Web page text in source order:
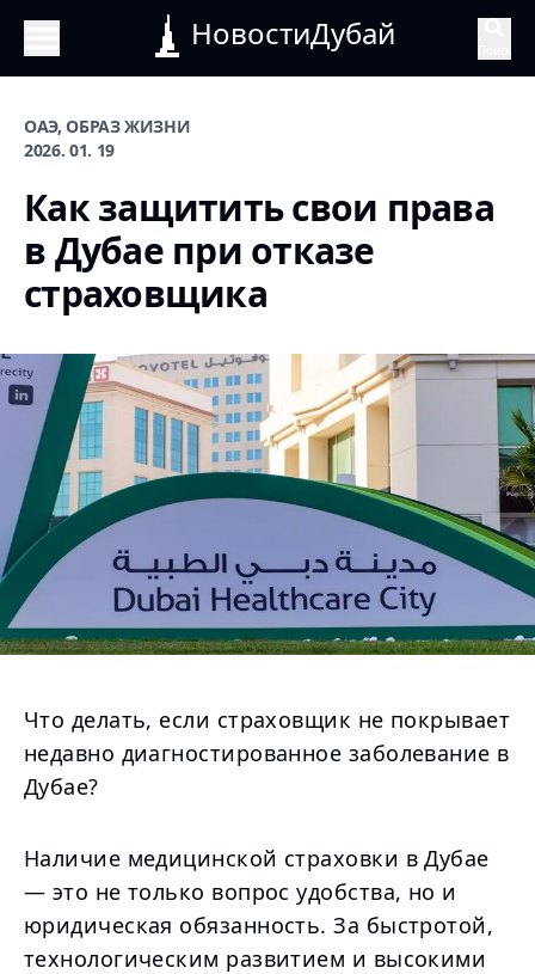
НовостиДубай
ОАЭ, ОБРАЗ ЖИЗНИ
2026. 01. 19
Как защитить свои права
в Дубае при отказе
страховщика
Что делать, если страховщик не покрывает
недавно диагностированное заболевание в
Дубае?
Наличие медицинской страховки в Дубае
— это не только вопрос удобства, но и
юридическая обязанность. За быстротой,
технологическим развитием и высокими